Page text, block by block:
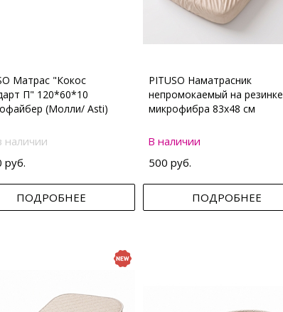
Матрас "Кокос
П" 120*60*10
(Молли/ Asti)
наличии
руб.
ПОДРОБНЕЕ
PITUSO Наматрасник
непромокаемый на резинке
микрофибра 83х48 см
В наличии
500 руб.
ПОДРОБНЕЕ